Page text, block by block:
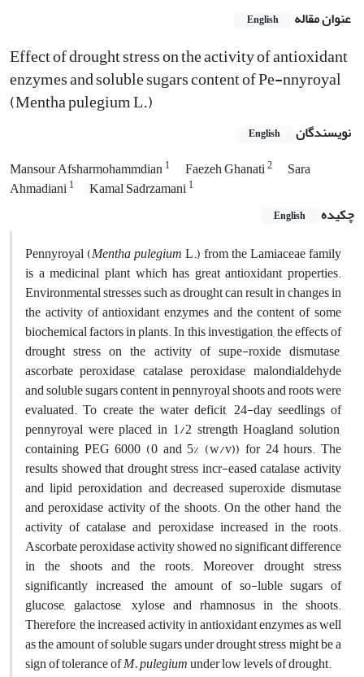
عنوان مقاله English
Effect of drought stress on the activity of antioxidant
enzymes and soluble sugars content of Pe-nnyroyal
(Mentha pulegium L.)
نویسندگان English
Mansour Afsharmohammdian1 Faezeh Ghanati2
Sara
Ahmadiani1 Kamal Sadrzamani1
چکیده English
Pennyroyal (Mentha pulegiumL.) from the Lamiaceae family
is a medicinal plant which has great antioxidant properties.
Environmental stresses such as drought can result in changes in
the activity of antioxidant enzymes and the content of some
biochemical factors in plants. In this investigation, the effects of
drought stress on the activity of supe-roxide dismutase,
ascorbate peroxidase, catalase, peroxidase, malondialdehyde
and soluble sugars content in pennyroyal shoots and roots were
evaluated. To create the water deficit, 24-day seedlings of
pennyroyal were placed in 1/2 strength Hoagland solution,
containing PEG 6000 (0 and 5% (w/v)) for 24 hours. The
results showed that drought stress incr-eased catalase activity
and lipid peroxidation and decreased superoxide dismutase
and peroxidase activity of the shoots. On the other hand, the
activity of catalase and peroxidase increased in the roots.
Ascorbate peroxidase activity showed no significant difference
in the shoots and the roots. Moreover, drought stress
significantly increased the amount of so-luble sugars of
glucose, galactose, xylose and rhamnosus in the shoots.
Therefore, the increased activity in antioxidant enzymes as well
as the amount of soluble sugars under drought stress might be a
sign of tolerance ofM. pulegiumunder low levels of drought.